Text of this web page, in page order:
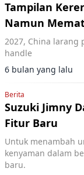
Tampilan
Namun
2027, China larang
handle
6 bulan yang lalu
Berita
Suzuki Jimny
Fitur Baru
Untuk menambah
kenyaman dalam
baru.